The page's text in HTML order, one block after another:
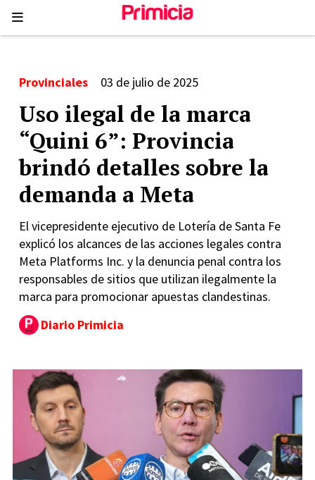
Uso ilegal de la marca
“Quini 6”: Provincia
brindó detalles sobre la
demanda a Meta
El vicepresidente ejecutivo de Lotería de Santa Fe
explicó los alcances de las acciones legales contra
Meta Platforms Inc. y la denuncia penal contra los
responsables de sitios que utilizan ilegalmente la
marca para promocionar apuestas clandestinas.
Provinciales 03 de julio de 2025
Diario Primicia